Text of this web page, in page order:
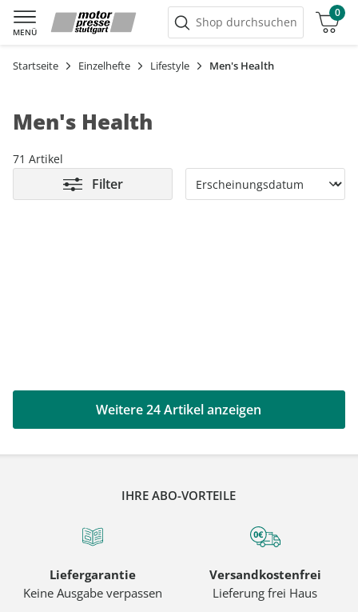
MENÜ
Shop durchsuchen
0
Warenkorb
Startseite Einzelhefte Lifestyle Men's Health
Men's Health
71 Artikel
Filter
Weitere 24 Artikel anzeigen
IHRE ABO-VORTEILE
Liefergarantie
Keine Ausgabe verpassen
Versandkostenfrei
Lieferung frei Haus